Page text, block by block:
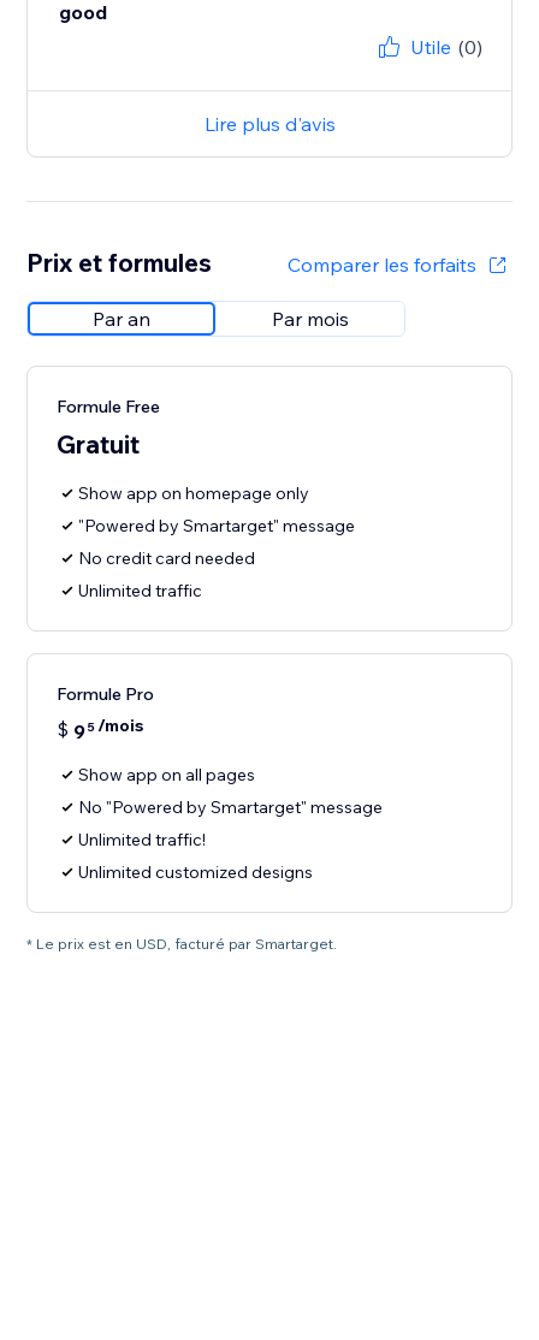
good
Utile (0)
Lire plus d'avis
Prix et formules Comparer les forfaits
Par an Par mois
Formule Free
Gratuit
Show app on homepage only
"Powered by Smartarget" message
No credit card needed
Unlimited traffic
Formule Pro
$ 95/mois
Show app on all pages
No "Powered by Smartarget" message
Unlimited traffic!
Unlimited customized designs
* Le prix est en USD, facturé par Smartarget.